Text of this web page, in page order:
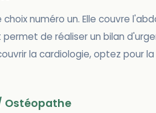
choix numéro un. Elle couvre
de réaliser un bilan
la cardiologie, optez pour
Ostéopathe